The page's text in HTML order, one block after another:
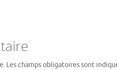
Les champs obligatoires sont